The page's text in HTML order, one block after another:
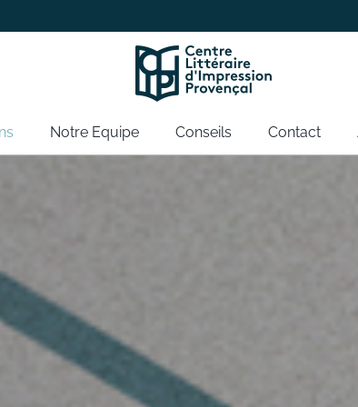
Notre Equipe Conseils Contact